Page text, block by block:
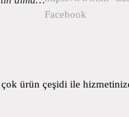
Facebook
ürün çeşidi ile